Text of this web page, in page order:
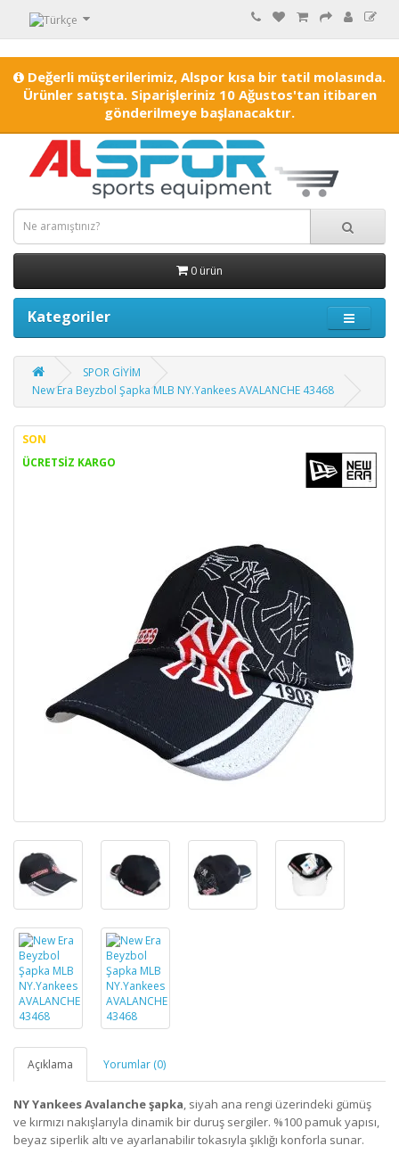
Değerli müşterilerimiz, Alspor kısa bir tatil molasında.
Ürünler satışta. Siparişleriniz 10 Ağustos'tan itibaren
gönderilmeye başlanacaktır.
0 ürün
Kategoriler
SPOR GİYİM
New Era Beyzbol Şapka MLB NY.Yankees AVALANCHE 43468
SON
ÜCRETSİZ KARGO
Açıklama Yorumlar (0)
NY Yankees Avalanche şapka, siyah ana rengi üzerindeki gümüş
ve kırmızı nakışlarıyla dinamik bir duruş sergiler. %100 pamuk yapısı,
beyaz siperlik altı ve ayarlanabilir tokasıyla şıklığı konforla sunar.